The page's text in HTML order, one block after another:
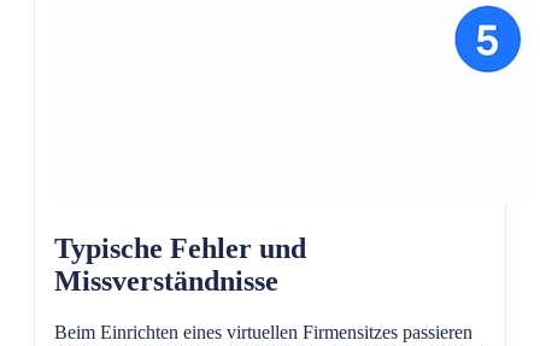
Typische Fehler und
Missverständnisse
Beim Einrichten eines virtuellen Firmensitzes passieren